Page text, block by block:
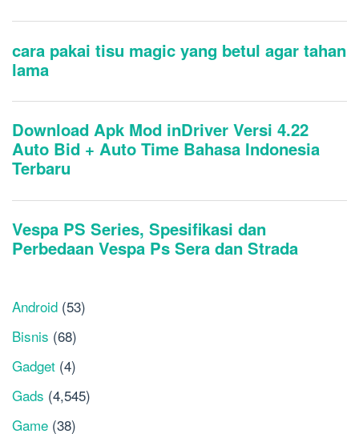
Android (53)
Bisnis (68)
Gadget (4)
Gads (4,545)
Game (38)